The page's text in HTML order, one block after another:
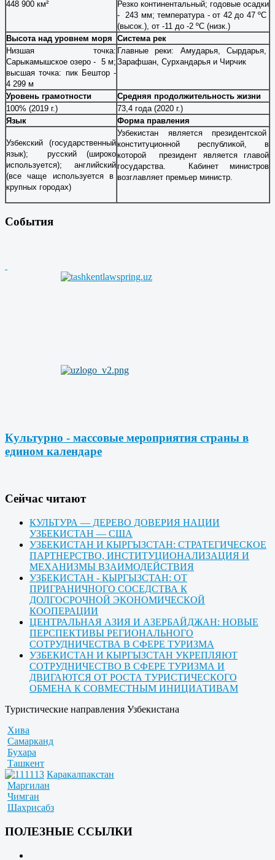
448 900 км²
Резко континентальный; годовые осадки
- 243 мм; температура - от 42 до 47 ºC
(высок.), от -11 до -2 ºC (низк.)
Высота над уровнем моря Система рек
Низшая точка:
Сарыкамышское озеро - 5 м;
высшая точка: пик Бештор -
4 299 м
Главные реки: Амударья, Сырдарья,
Зарафшан, Сурхандарья и Чирчик
Уровень грамотности
Средняя продолжительность жизни
100% (2019 г.)
73,4 года (2020 г.)
Язык
Форма правления
Узбекский (государственный
язык); русский (широко
используется); английский
(все чаще используется в
крупных городах)
Узбекистан является президентской
конституционной республикой, в
которой президент является главой
государства. Кабинет министров
возглавляет премьер министр.
События
Культурно - массовые мероприятия страны в
едином календаре
Cейчас читают
КУЛЬТУРА — ДЕРЕВО ДОВЕРИЯ НАЦИИ
УЗБЕКИСТАН — США
УЗБЕКИСТАН И КЫРГЫЗСТАН: СТРАТЕГИЧЕСКОЕ
ПАРТНЕРСТВО, ИНСТИТУЦИОНАЛИЗАЦИЯ И
МЕХАНИЗМЫ ВЗАИМОДЕЙСТВИЯ
УЗБЕКИСТАН - КЫРГЫЗСТАН: ОТ
ПРИГРАНИЧНОГО СОСЕДСТВА К
ДОЛГОСРОЧНОЙ ЭКОНОМИЧЕСКОЙ
КООПЕРАЦИИ
ЦЕНТРАЛЬНАЯ АЗИЯ И АЗЕРБАЙДЖАН: НОВЫЕ
ПЕРСПЕКТИВЫ РЕГИОНАЛЬНОГО
СОТРУДНИЧЕСТВА В СФЕРЕ ТУРИЗМА
УЗБЕКИСТАН И КЫРГЫЗСТАН УКРЕПЛЯЮТ
СОТРУДНИЧЕСТВО В СФЕРЕ ТУРИЗМА И
ДВИГАЮТСЯ ОТ РОСТА ТУРИСТИЧЕСКОГО
ОБМЕНА К СОВМЕСТНЫМ ИНИЦИАТИВАМ
Туристические направления Узбекистана
Хива
Самарканд
Бухара
Ташкент
Каракалпакстан
Маргилан
Чимган
Шахрисабз
ПОЛЕЗНЫЕ ССЫЛКИ